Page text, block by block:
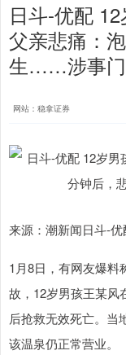
日斗-优配
父亲悲痛：
生……涉事门
网站：稳拿证券
来源：潮新闻日斗-优
1月8日，有网友爆料
故，12岁男孩王某风
后抢救无效死亡。当
该温泉仍正常营业。